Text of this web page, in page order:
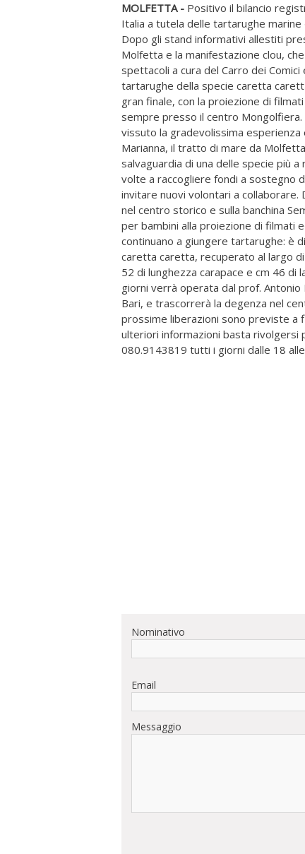
MOLFETTA - Positivo il bilancio
Italia a tutela delle tartarughe
Dopo gli stand informativi allestiti
Molfetta e la manifestazione clou,
spettacoli a cura del Carro dei
tartarughe della specie caretta
gran finale, con la proiezione di
sempre presso il centro Mongolfiera.
vissuto la gradevolissima
Marianna, il tratto di mare da
salvaguardia di una delle specie più
volte a raccogliere fondi a sostegno
invitare nuovi volontari a
nel centro storico e sulla banchina
per bambini alla proiezione di filmati
continuano a giungere tartarughe: è
caretta caretta, recuperato al largo
52 di lunghezza carapace e cm 46
giorni verrà operata dal prof. Antonio
Bari, e trascorrerà la degenza nel
prossime liberazioni sono previste a
ulteriori informazioni basta rivolgersi
080.9143819 tutti i giorni dalle 18
Nominativo
Email
Messaggio